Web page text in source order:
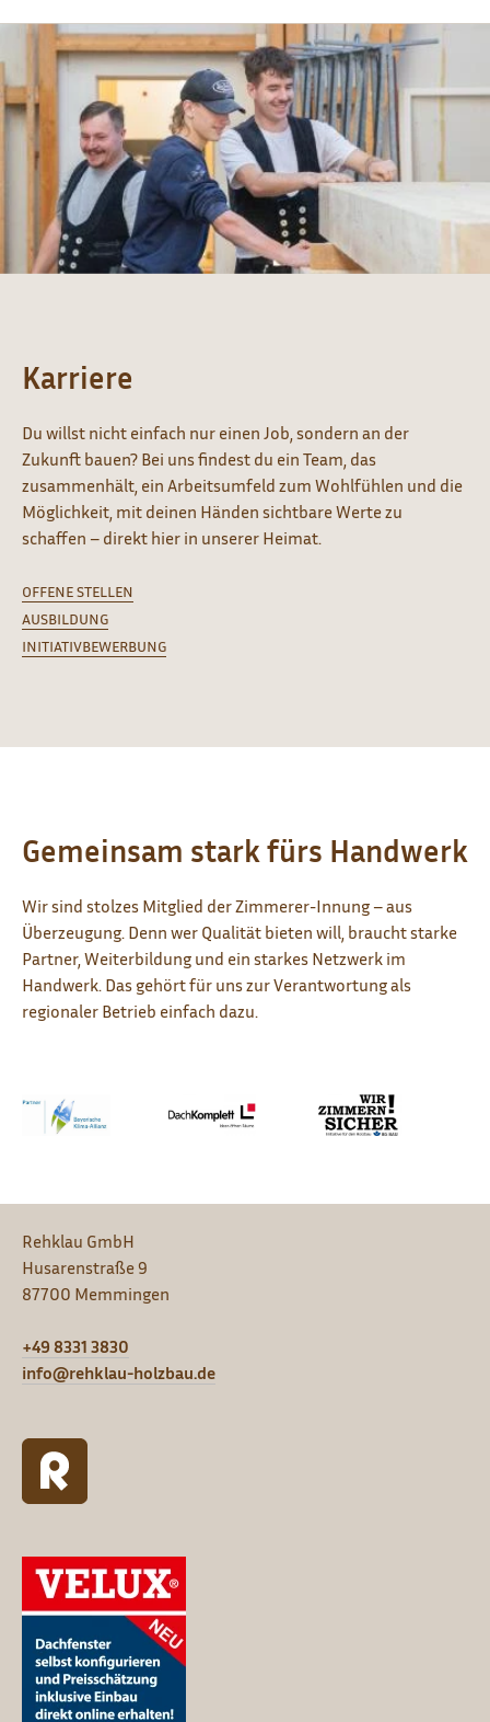
Karriere
Du willst nicht einfach nur einen Job, sondern an der
Zukunft bauen? Bei uns findest du ein Team, das
zusammenhält, ein Arbeitsumfeld zum Wohlfühlen und die
Möglichkeit, mit deinen Händen sichtbare Werte zu
schaffen – direkt hier in unserer Heimat.
OFFENE STELLEN
AUSBILDUNG
INITIATIVBEWERBUNG
Gemeinsam stark fürs Handwerk
Wir sind stolzes Mitglied der Zimmerer-Innung – aus
Überzeugung. Denn wer Qualität bieten will, braucht starke
Partner, Weiterbildung und ein starkes Netzwerk im
Handwerk. Das gehört für uns zur Verantwortung als
regionaler Betrieb einfach dazu.
Rehklau GmbH
Husarenstraße 9
87700 Memmingen
+49 8331 3830
info@rehklau-holzbau.de